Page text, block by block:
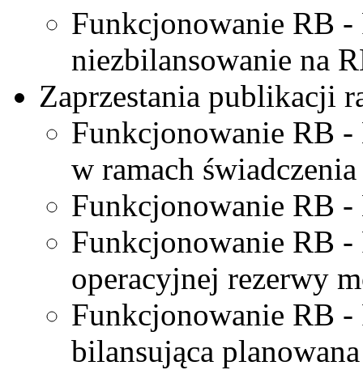
Funkcjonowanie RB -
niezbilansowanie na
Zaprzestania publikacji
Funkcjonowanie RB
w ramach
Funkcjonowanie RB
Funkcjonowanie RB -
operacyjnej rezerwy
Funkcjonowanie RB -
bilansująca